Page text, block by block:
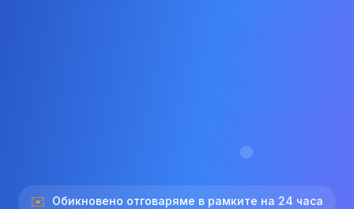
✉️ Обикновено отговаряме в рамките на 24 часа